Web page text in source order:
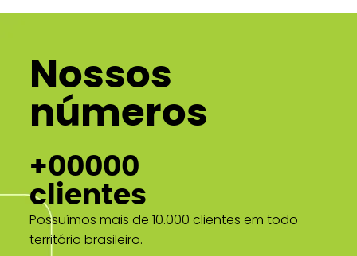
Nossos
números
+00000
clientes
Possuímos mais de 10.000 clientes em todo
território brasileiro.